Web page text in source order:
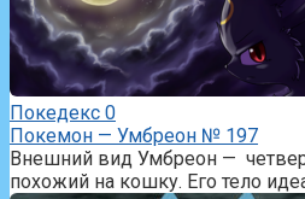
Покедекс 0
Покемон — Умбреон № 197
Внешний вид Умбреон —
похожий на кошку. Его тело